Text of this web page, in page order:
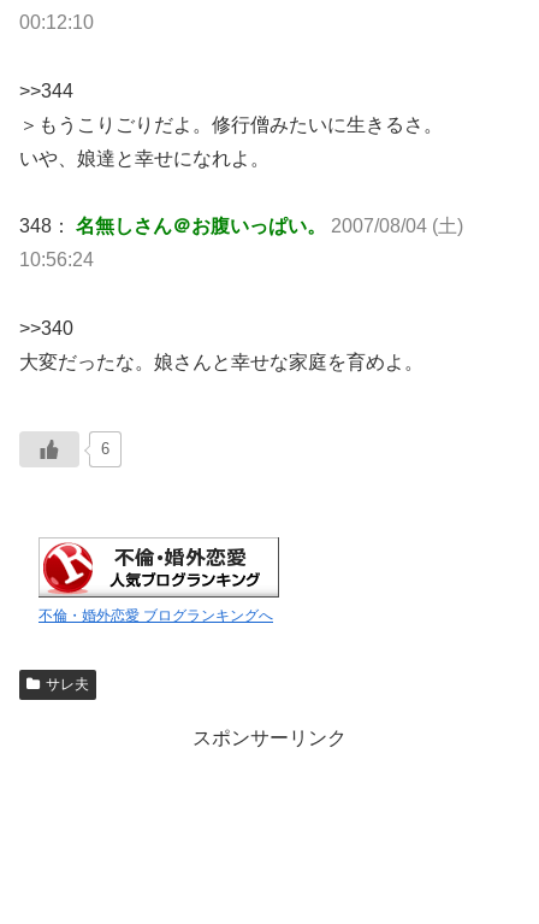
00:12:10
>>344
＞もうこりごりだよ。修行僧みたいに生きるさ。
いや、娘達と幸せになれよ。
348： 名無しさん＠お腹いっぱい。 2007/08/04 (土)
10:56:24
>>340
大変だったな。娘さんと幸せな家庭を育めよ。
6
不倫・婚外恋愛 ブログランキングへ
サレ夫
スポンサーリンク